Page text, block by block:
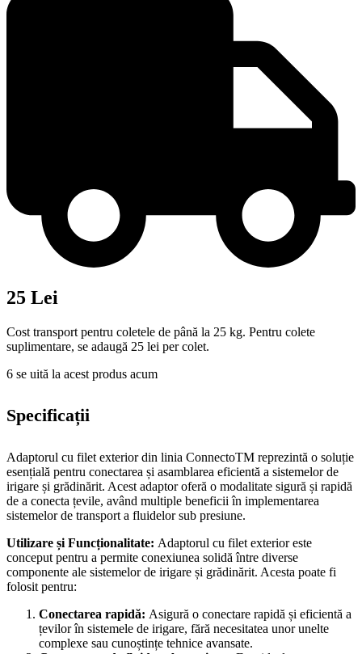
25 Lei
Cost transport pentru coletele de până la 25 kg. Pentru colete
suplimentare, se adaugă 25 lei per colet.
6 se uită la acest produs acum
Specificații
Adaptorul cu filet exterior din linia ConnectoTM reprezintă o soluție
esențială pentru conectarea și asamblarea eficientă a sistemelor de
irigare și grădinărit. Acest adaptor oferă o modalitate sigură și rapidă
de a conecta țevile, având multiple beneficii în implementarea
sistemelor de transport a fluidelor sub presiune.
Utilizare și Funcționalitate: Adaptorul cu filet exterior este
conceput pentru a permite conexiunea solidă între diverse
componente ale sistemelor de irigare și grădinărit. Acesta poate fi
folosit pentru:
Conectarea rapidă: Asigură o conectare rapidă și eficientă a
țevilor în sistemele de irigare, fără necesitatea unor unelte
complexe sau cunoștințe tehnice avansate.